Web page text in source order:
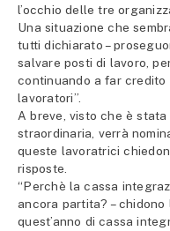
l’occhio delle tre
Una situazione che
tutti dichiarato –
salvare posti di lavoro,
continuando a far
lavoratori”.
A breve, visto che è stata
straordinaria, verrà
queste lavoratrici
risposte.
“Perchè la cassa
ancora partita? –
quest’anno di cassa